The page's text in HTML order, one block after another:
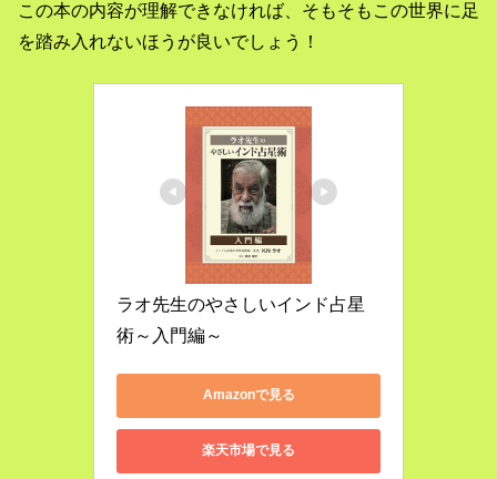
この本の内容が理解できなければ、そもそもこの世界に足
を踏み入れないほうが良いでしょう！
ラオ先生のやさしいインド占星
術～入門編～
Amazonで見る
楽天市場で見る